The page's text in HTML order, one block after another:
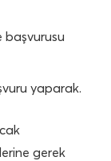
başvurusu
yaparak.
gerek